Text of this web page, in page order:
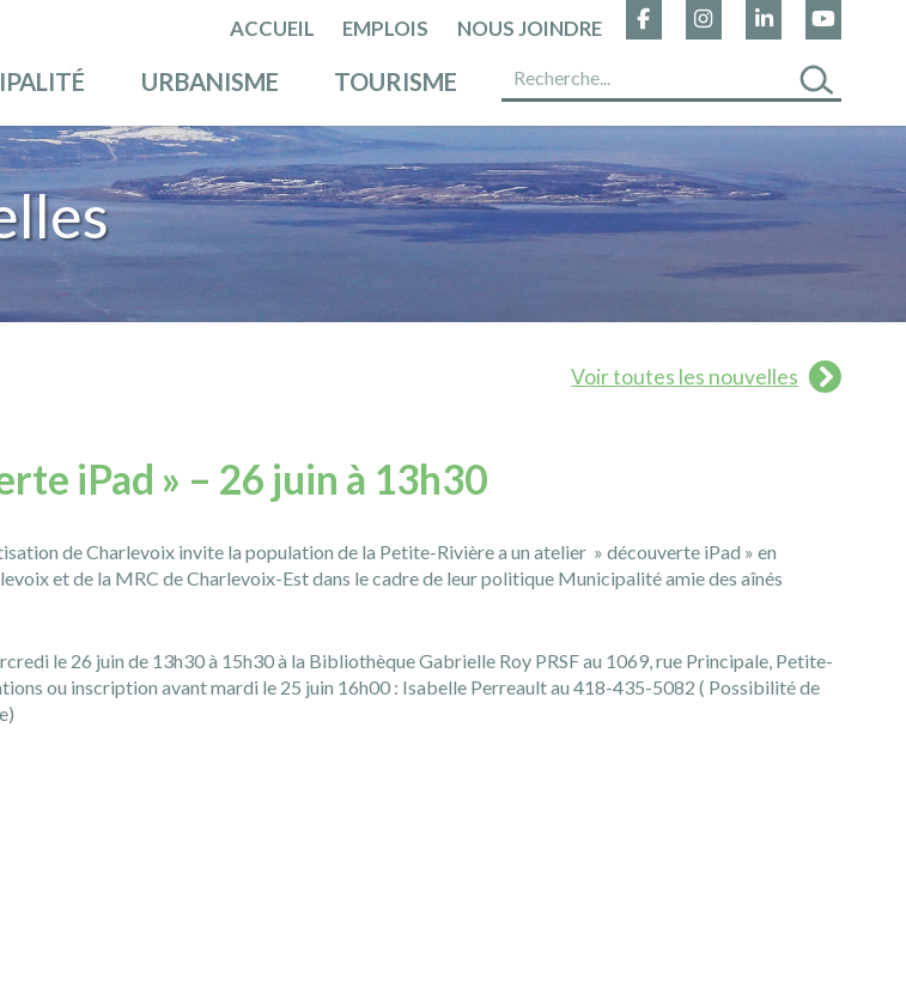
ACCUEIL EMPLOIS NOUS JOINDRE
URBANISME TOURISME
Voir toutes les nouvelles
iPad » – 26 juin à 13h30
de Charlevoix invite la population de la Petite-Rivière a un atelier » découverte iPad » en
et de la MRC de Charlevoix-Estdans le cadre de leur politique Municipalité amie des aînés
le 26 juin de 13h30 à 15h30 à la Bibliothèque Gabrielle Roy PRSF au 1069, rue Principale, Petite-
ou inscription avant mardi le 25 juin 16h00 : Isabelle Perreault au 418-435-5082 ( Possibilité de